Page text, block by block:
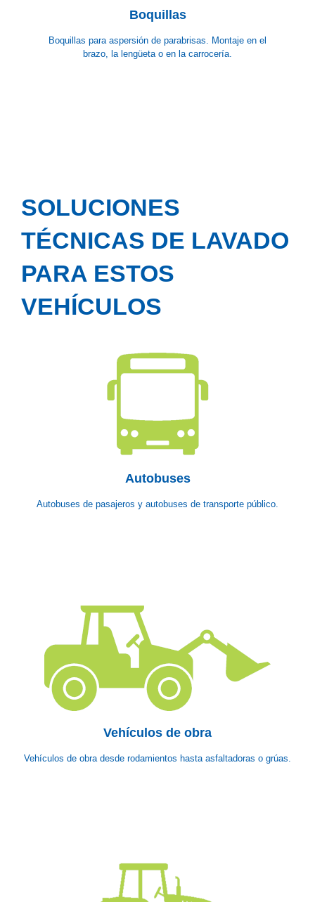
Boquillas
Boquillas para aspersión de parabrisas. Montaje en el
brazo, la lengüeta o en la carrocería.
SOLUCIONES
TÉCNICAS DE LAVADO
PARA ESTOS
VEHÍCULOS
Autobuses
Autobuses de pasajeros y autobuses de transporte público.
Vehículos de obra
Vehículos de obra desde rodamientos hasta asfaltadoras o grúas.